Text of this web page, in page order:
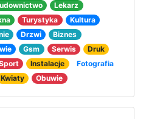
Lekarz
Turystyka
Kultura
Drzwi
Biznes
Gsm Serwis
Druk
Instalacje
Fotografia
Kwiaty Obuwie